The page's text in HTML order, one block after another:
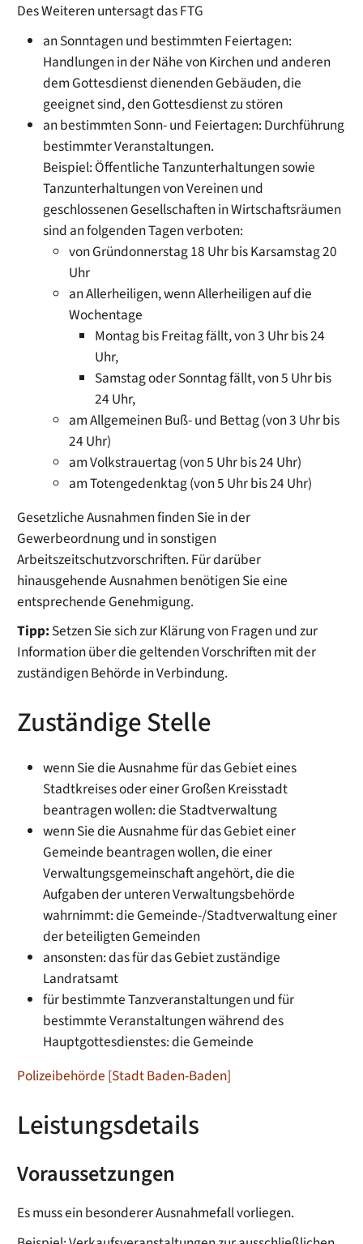
Des Weiteren untersagt das FTG
an Sonntagen und bestimmten Feiertagen:
Handlungen in der Nähe von Kirchen und anderen
dem Gottesdienst dienenden Gebäuden, die
geeignet sind, den Gottesdienst zu stören
an bestimmten Sonn- und Feiertagen: Durchführung
bestimmter Veranstaltungen.
Beispiel: Öffentliche Tanzunterhaltungen sowie
Tanzunterhaltungen von Vereinen und
geschlossenen Gesellschaften in Wirtschaftsräumen
sind an folgenden Tagen verboten:
von Gründonnerstag 18 Uhr bis Karsamstag 20
Uhr
an Allerheiligen, wenn Allerheiligen auf die
Wochentage
Montag bis Freitag fällt, von 3 Uhr bis 24
Uhr,
Samstag oder Sonntag fällt, von 5 Uhr bis
24 Uhr,
am Allgemeinen Buß- und Bettag (von 3 Uhr bis
24 Uhr)
am Volkstrauertag (von 5 Uhr bis 24 Uhr)
am Totengedenktag (von 5 Uhr bis 24 Uhr)
Gesetzliche Ausnahmen finden Sie in der
Gewerbeordnung und in sonstigen
Arbeitszeitschutzvorschriften. Für darüber
hinausgehende Ausnahmen benötigen Sie eine
entsprechende Genehmigung.
Tipp: Setzen Sie sich zur Klärung von Fragen und zur
Information über die geltenden Vorschriften mit der
zuständigen Behörde in Verbindung.
Zuständige Stelle
wenn Sie die Ausnahme für das Gebiet eines
Stadtkreises oder einer Großen Kreisstadt
beantragen wollen: die Stadtverwaltung
wenn Sie die Ausnahme für das Gebiet einer
Gemeinde beantragen wollen, die einer
Verwaltungsgemeinschaft angehört, die die
Aufgaben der unteren Verwaltungsbehörde
wahrnimmt: die Gemeinde-/Stadtverwaltung einer
der beteiligten Gemeinden
ansonsten: das für das Gebiet zuständige
Landratsamt
für bestimmte Tanzveranstaltungen und für
bestimmte Veranstaltungen während des
Hauptgottesdienstes: die Gemeinde
Polizeibehörde [Stadt Baden-Baden]
Leistungsdetails
Voraussetzungen
Es muss ein besonderer Ausnahmefall vorliegen.